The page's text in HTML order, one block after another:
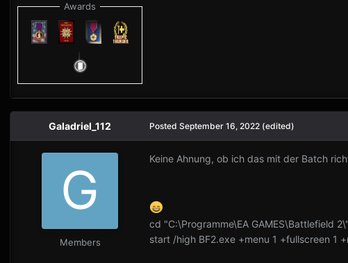
Awards
Galadriel_112
Members
Posted September 16, 2022 (edited)
Keine Ahnung, ob ich das mit der Batch
cd "C:\Programme\EA GAMES\Battlefield 2\"
start /high BF2.exe +menu 1 +fullscreen 1